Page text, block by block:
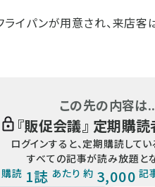
イパンが用意され、来店客
この先の内容は
『販促会議』 定期購
ログインすると、定期購読してい
すべての記事が読み放題とな
購読 1誌 あたり 約 3,000 記